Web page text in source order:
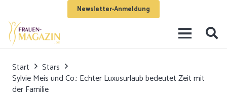
Newsletter-Anmeldung
Start
Stars
Sylvie Meis und Co.: Echter Luxusurlaub bedeutet Zeit mit
der Familie